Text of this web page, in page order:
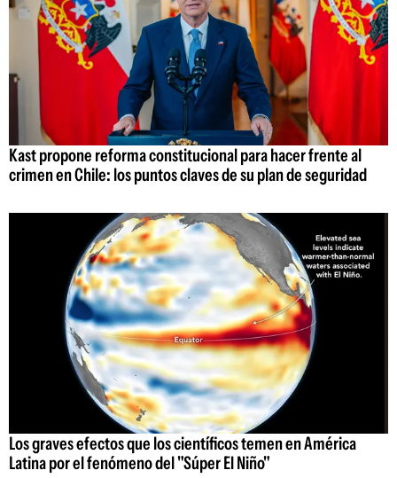
Kast propone reforma constitucional para hacer frente al
crimen en Chile: los puntos claves de su plan de seguridad
Los graves efectos que los científicos temen en América
Latina por el fenómeno del "Súper El Niño"